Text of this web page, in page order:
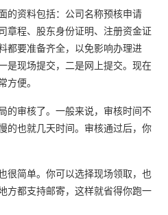
的资料包括：公司名称预核申请
章程、股东身份证明、注册资金证
都要准备齐全，以免影响办理进
是现场提交，二是网上提交。现在
便。
的审核了。一般来说，审核时间不
的也就几天时间。审核通过后，你
很简单。你可以选择现场领取，也
方都支持邮寄，这样就省得你跑一